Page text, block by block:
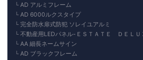
AD アルミフレーム
AD 6000ルクスタイプ
完全防水扉式防犯 ソレイユアルミ
不動産用LEDパネル-ＥＳＴＡＴＥ ＤＥＬ
AA 細長ネームサイン
AD ブラックフレーム